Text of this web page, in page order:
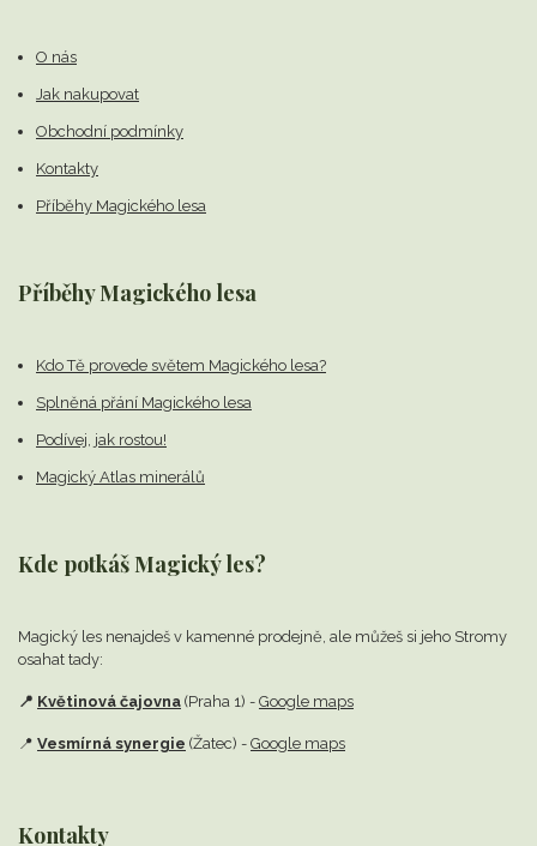
O nás
Jak nakupovat
Obchodní podmínky
Kontakty
Příběhy Magického lesa
Příběhy Magického lesa
Kdo Tě provede světem Magického lesa?
Splněná přání Magického lesa
Podívej, jak rostou!
Magický Atlas minerálů
Kde potkáš Magický les?
Magický les nenajdeš v kamenné prodejně, ale můžeš si jeho Stromy
osahat tady:
📍 Květinová čajovna (Praha 1) - Google maps
📍 Vesmírná synergie (Žatec) - Google maps
Kontakty